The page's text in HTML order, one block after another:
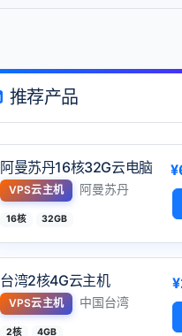
推荐产品
阿曼苏丹16核32G云电脑
VPS云主机 阿曼苏丹
16核 32GB
台湾2核4G云主机
VPS云主机 中国台湾
2核 4GB